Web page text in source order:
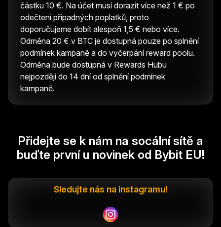
částku 10 €. Na účet musí dorazit více než 1 € po
odečtení případných poplatků, proto
doporučujeme dobít alespoň 1,5 € nebo více.
Odměna 20 € v BTC je dostupná pouze po splnění
podmínek kampaně a do vyčerpání reward poolu.
Odměna bude dostupná v Rewards Hubu
nejpozději do 14 dní od splnění podmínek
kampaně.
Přidejte se k nám na socální sítě a
buďte první u novinek od Bybit EU!
Sledujte nás na instagramu!